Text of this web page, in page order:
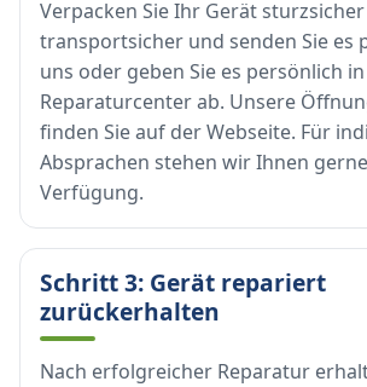
Verpacken Sie Ihr Gerät
transportsicher und senden Sie es
uns oder geben Sie es persönlich
Reparaturcenter ab. Unsere
finden Sie auf der Webseite. Für
Absprachen stehen wir Ihnen
Verfügung.
Schritt 3: Gerät repariert
zurückerhalten
Nach erfolgreicher Reparatur